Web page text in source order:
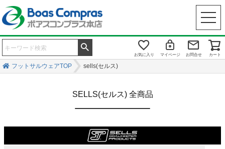
お気に入り マイページ お問合せ カート
フットサルウェアTOP sells(セルス)
SELLS(セルス) 全商品